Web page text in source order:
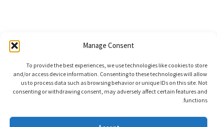
Manage Consent
To provide the best experiences, we use technologies like cookies to store
and/or access device information. Consenting to these technologies will allow
us to process data such as browsing behavior or unique IDs on this site. Not
consenting or withdrawing consent, may adversely affect certain features and
functions.